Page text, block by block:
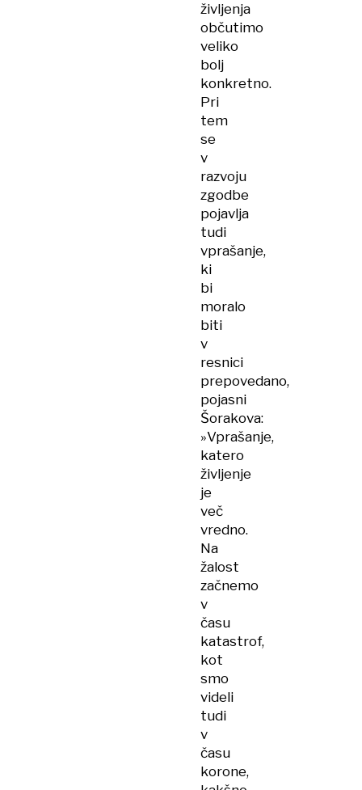
življenja
občutimo
veliko
bolj
konkretno.
Pri
tem
se
v
razvoju
zgodbe
pojavlja
tudi
vprašanje,
ki
bi
moralo
biti
v
resnici
prepovedano,
pojasni
Šorakova:
»Vprašanje,
katero
življenje
je
več
vredno.
Na
žalost
začnemo
v
času
katastrof,
kot
smo
videli
tudi
v
času
korone,